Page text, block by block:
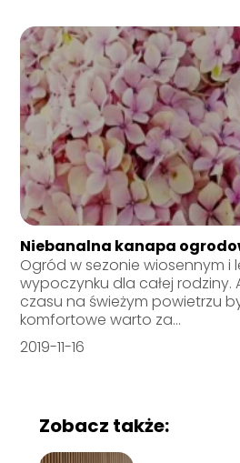
Niebanalna kanapa
Ogród w sezonie wiosennym i
wypoczynku dla całej rodziny.
czasu na świeżym powietrzu
komfortowe warto za...
2019-11-16
Zobacz także: